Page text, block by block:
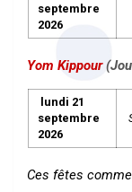
septembre
2026
Yom Kippour
lundi 21
septembre
2026
Ces fêtes